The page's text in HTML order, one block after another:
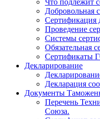
Что подлежит
Добровольная
Сертификация
Проведение
Системы
Обязательная
Сертификаты
Декларирование
Декларация
Документы
Перечень
Союза.